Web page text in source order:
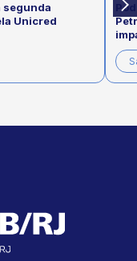
segunda
Unicred